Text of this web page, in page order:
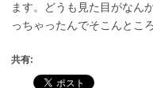
ます。どうも見た目がなん
っちゃったんでそこんとこ
共有: